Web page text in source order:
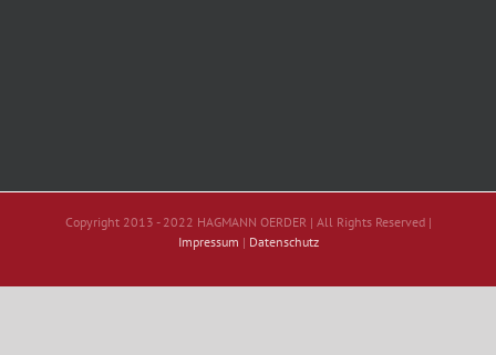
Copyright 2013 - 2022 HAGMANN OERDER | All Rights Reserved |
Impressum | Datenschutz